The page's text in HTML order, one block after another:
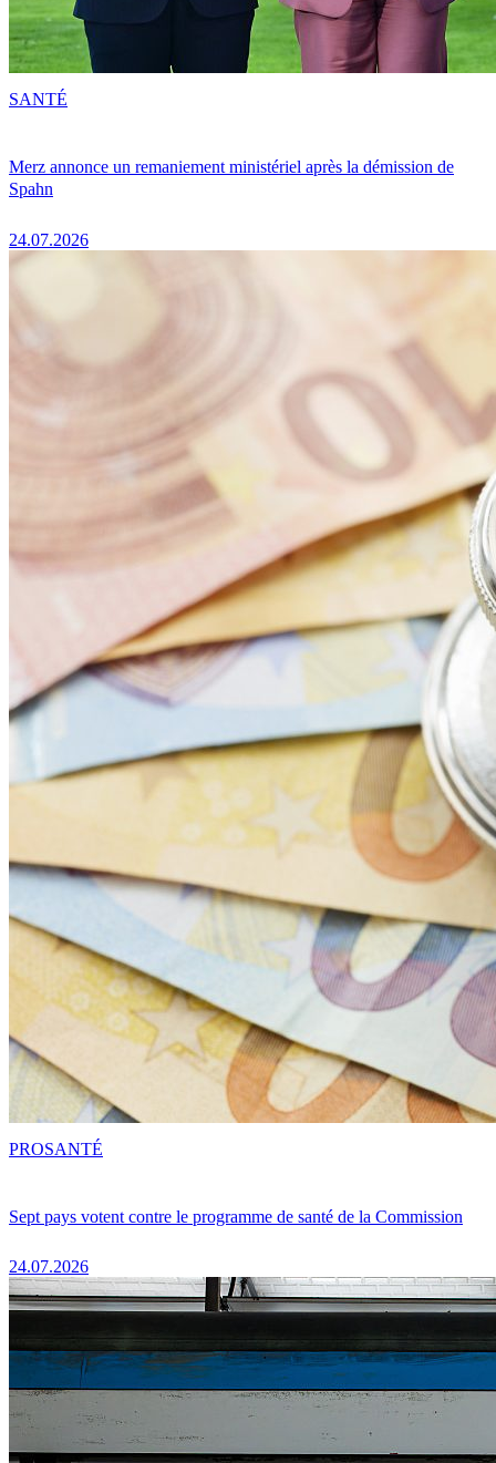
Merz annonce un remaniement ministériel après la démission de
Spahn
24.07.2026
SANTÉ
Sept pays votent contre le programme de santé de la Commission
24.07.2026
PROSANTÉ